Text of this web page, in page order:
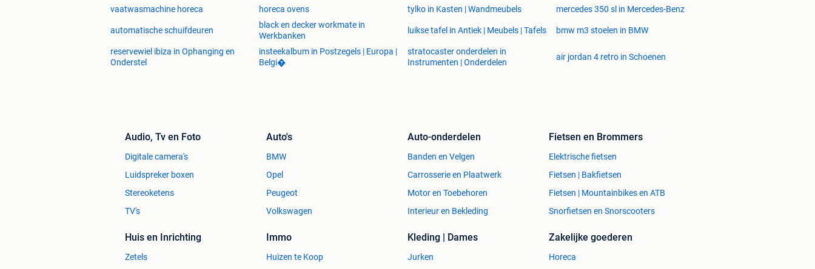
vaatwasmachine horeca
horeca ovens tylko in Kasten | Wandmeubels mercedes 350 sl in Mercedes-Benz
automatische schuifdeuren
black en decker workmate in
Werkbanken
luikse tafel in Antiek | Meubels | Tafels bmw m3 stoelen in BMW
reservewiel ibiza in Ophanging en
Onderstel
insteekalbum in Postzegels | Europa |
Belgi�
stratocaster onderdelen in
Instrumenten | Onderdelen
air jordan 4 retro in Schoenen
Audio, Tv en Foto
Digitale camera's
Luidspreker boxen
Stereoketens
TV's
Auto's
BMW
Opel
Peugeot
Volkswagen
Auto-onderdelen
Banden en Velgen
Carrosserie en Plaatwerk
Motor en Toebehoren
Interieur en Bekleding
Fietsen en Brommers
Elektrische fietsen
Fietsen | Bakfietsen
Fietsen | Mountainbikes en ATB
Snorfietsen en Snorscooters
Huis en Inrichting
Zetels
Immo
Huizen te Koop
Kleding | Dames
Jurken
Zakelijke goederen
Horeca